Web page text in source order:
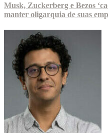
Musk, Zuckerberg e Bezos
manter oligarquia de suas